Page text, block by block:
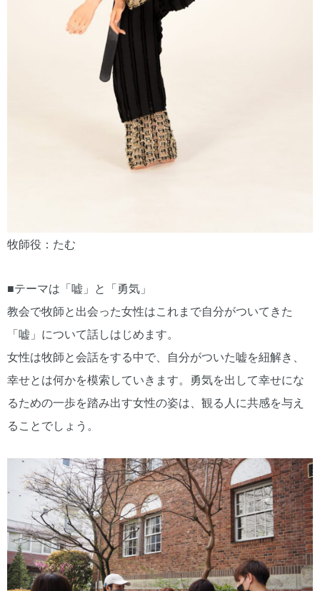
牧師役：たむ
■テーマは「嘘」と「勇気」
教会で牧師と出会った女性はこれまで自分がついてきた
「嘘」について話しはじめます。
女性は牧師と会話をする中で、自分がついた嘘を紐解き、
幸せとは何かを模索していきます。勇気を出して幸せにな
るための一歩を踏み出す女性の姿は、観る人に共感を与え
ることでしょう。